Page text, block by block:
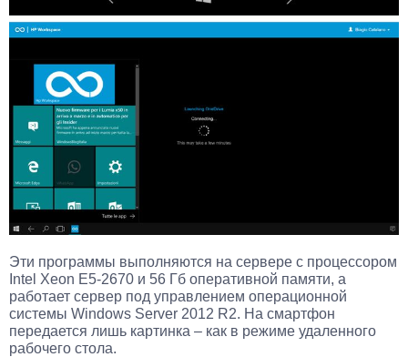
Эти программы выполняются на сервере с процессором
Intel Xeon E5-2670 и 56 Гб оперативной памяти, а
работает сервер под управлением операционной
системы Windows Server 2012 R2. На смартфон
передается лишь картинка – как в режиме удаленного
рабочего стола.